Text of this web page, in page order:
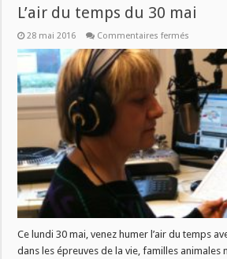
L’air du temps du 30 mai
28 mai 2016 Commentaires fermés
du
temps
du
30
mai
Ce lundi 30 mai, venez humer l’air du temps
dans les épreuves de la vie, familles animales